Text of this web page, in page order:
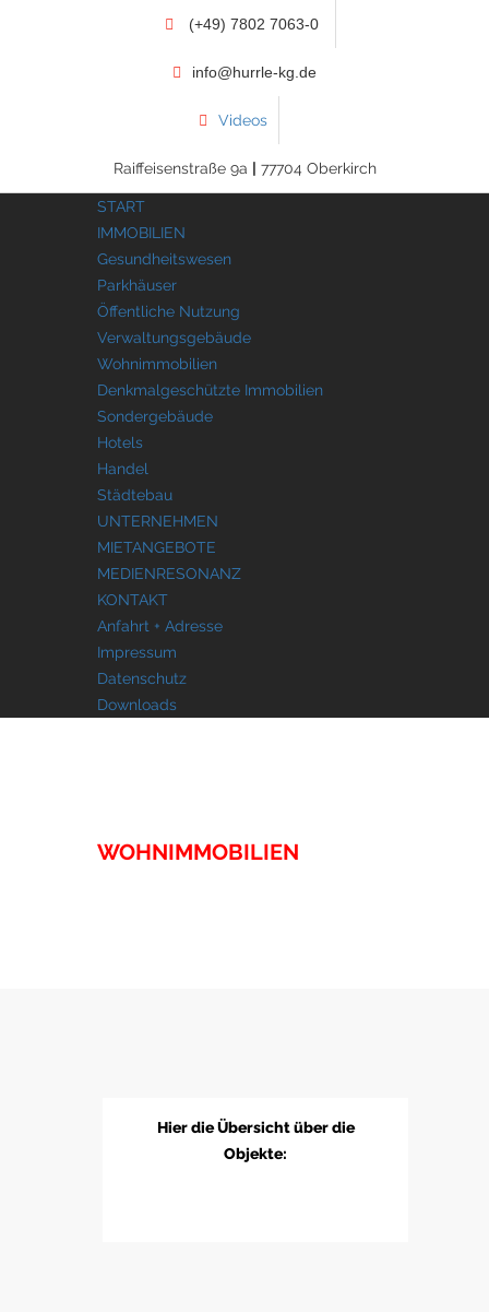
(+49) 7802 7063-0
info@hurrle-kg.de
Videos
Raiffeisenstraße 9a | 77704 Oberkirch
START
IMMOBILIEN
Gesundheitswesen
Parkhäuser
Öffentliche Nutzung
Verwaltungsgebäude
Wohnimmobilien
Denkmalgeschützte Immobilien
Sondergebäude
Hotels
Handel
Städtebau
UNTERNEHMEN
MIETANGEBOTE
MEDIENRESONANZ
KONTAKT
Anfahrt + Adresse
Impressum
Datenschutz
Downloads
WOHNIMMOBILIEN
Hier die Übersicht über die
Objekte: